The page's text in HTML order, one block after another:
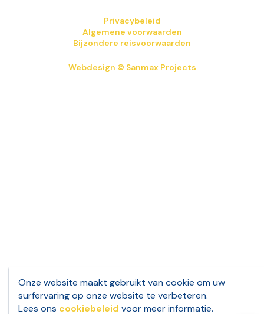
Privacybeleid
Algemene voorwaarden
Bijzondere reisvoorwaarden
Webdesign © Sanmax Projects
Onze website maakt gebruikt van cookie om uw
surfervaring op onze website te verbeteren.
Lees ons cookiebeleid voor meer informatie.